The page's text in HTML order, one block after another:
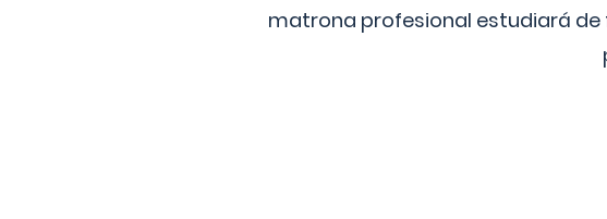
matrona profesional estudiará de